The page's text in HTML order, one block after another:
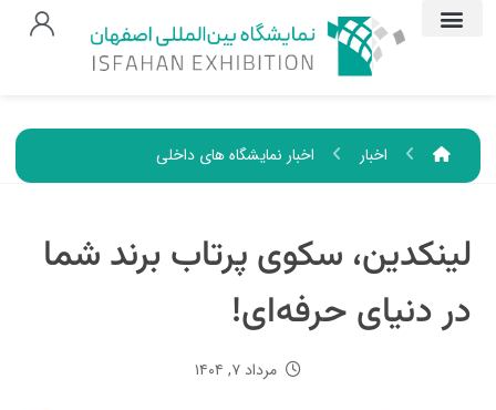
اخبار اخبار نمایشگاه های داخلی
لینکدین، سکوی پرتاب برند شما
در دنیای حرفه‌ای!
مرداد ۷, ۱۴۰۴